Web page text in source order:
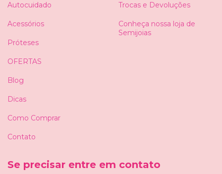
Autocuidado
Acessórios
Próteses
OFERTAS
Blog
Dicas
Como Comprar
Contato
Trocas e Devoluções
Conheça nossa loja de
Semijoias
Se precisar entre em contato